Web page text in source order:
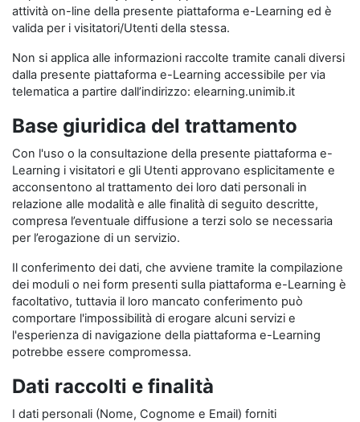
attività on-line della presente piattaforma e-Learning ed è
valida per i visitatori/Utenti della stessa.
Non si applica alle informazioni raccolte tramite canali diversi
dalla presente piattaforma e-Learning accessibile per via
telematica a partire dall’indirizzo: elearning.unimib.it
Base giuridica del trattamento
Con l'uso o la consultazione della presente piattaforma e-
Learning i visitatori e gli Utenti approvano esplicitamente e
acconsentono al trattamento dei loro dati personali in
relazione alle modalità e alle finalità di seguito descritte,
compresa l’eventuale diffusione a terzi solo se necessaria
per l’erogazione di un servizio.
Il conferimento dei dati, che avviene tramite la compilazione
dei moduli o nei form presenti sulla piattaforma e-Learning è
facoltativo, tuttavia il loro mancato conferimento può
comportare l'impossibilità di erogare alcuni servizi e
l'esperienza di navigazione della piattaforma e-Learning
potrebbe essere compromessa.
Dati raccolti e finalità
I dati personali (Nome, Cognome e Email) forniti